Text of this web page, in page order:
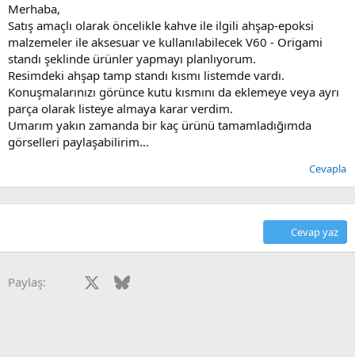
Merhaba,
Satış amaçlı olarak öncelikle kahve ile ilgili ahşap-epoksi
malzemeler ile aksesuar ve kullanılabilecek V60 - Origami
standı şeklinde ürünler yapmayı planlıyorum.
Resimdeki ahşap tamp standı kısmı listemde vardı.
Konuşmalarınızı görünce kutu kısmını da eklemeye veya ayrı
parça olarak listeye almaya karar verdim.
Umarım yakın zamanda bir kaç ürünü tamamladığımda
görselleri paylaşabilirim...
Cevapla
Cevap yaz
Paylaş: Facebook Bluesky